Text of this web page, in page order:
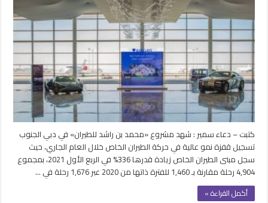
تسجل
قفزة
نمو
عالية
في
حركة
الطيران
الخاص
خلال
العام
الجاري
مغلقة
كتبت – دعاء سمير : شهد مشروع «محمد بن راشد للطيران» في دبي الجنوب
تسجيل قفزة نمو عالية في حركة الطيران الخاص خلال العام الجاري، حيث
سجل مبنى الطيران الخاص زيادة قدرها 336% في الربع الأول 2021، بمجموع
4,904 رحلة مقارنة بـ 1,460 للفترة ذاتها من 2020 عبر 1,676 رحلة في …
أكمل القراءة »